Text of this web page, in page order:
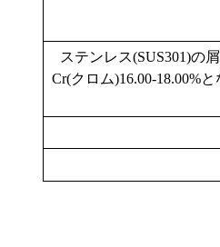
ステンレス(SUS301)の
Cr(クロム)16.00-18.00%と